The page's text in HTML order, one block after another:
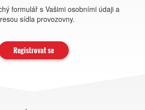
formulář s Vašimi osobními údaji a
sídla provozovny.
Registrovat se